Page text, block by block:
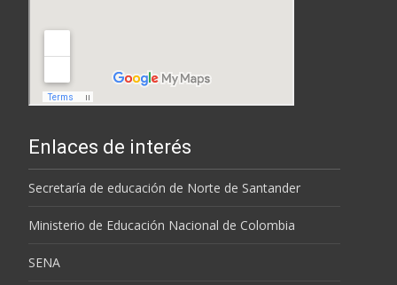
Enlaces de interés
Secretaría de educación de Norte de Santander
Ministerio de Educación Nacional de Colombia
SENA